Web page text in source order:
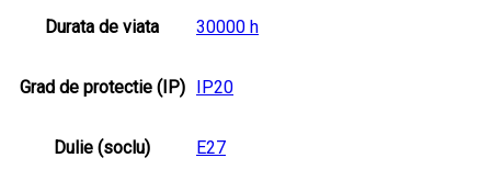
Durata de viata 30000 h
Grad de protectie (IP) IP20
Dulie (soclu) E27